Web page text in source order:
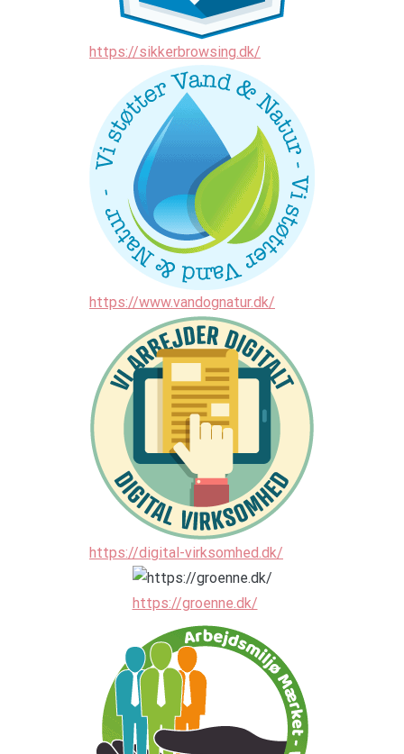
https://sikkerbrowsing.dk/
https://www.vandognatur.dk/
https://digital-virksomhed.dk/
https://groenne.dk/